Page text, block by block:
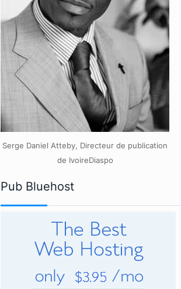
Serge Daniel Atteby, Directeur de publication
de IvoireDiaspo
Pub Bluehost